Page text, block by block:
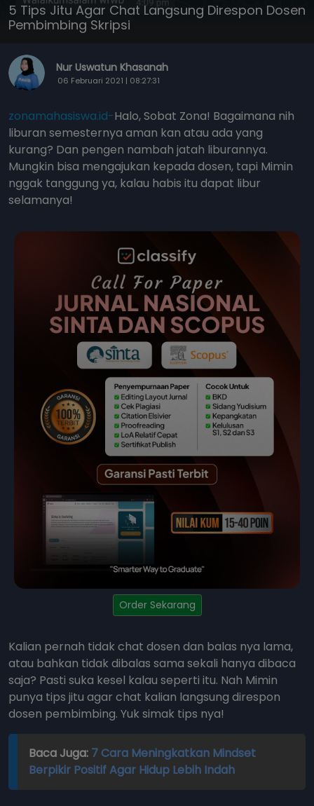
5 Tips Jitu Agar Chat Langsung Direspon Dosen
Pembimbing Skripsi
Nur Uswatun Khasanah
06 Februari 2021 | 08:27:31
zonamahasiswa.id-Halo, Sobat Zona! Bagaimana nih
liburan semesternya aman kan atau ada yang
kurang? Dan pengen nambah jatah liburannya.
Mungkin bisa mengajukan kepada dosen, tapi Mimin
nggak tanggung ya, kalau habis itu dapat libur
selamanya!
Order Sekarang
Kalian pernah tidak chat dosen dan balas nya lama,
atau bahkan tidak dibalas sama sekali hanya dibaca
saja? Pasti suka kesel kalau seperti itu. Nah Mimin
punya tips jitu agar chat kalian langsung direspon
dosen pembimbing. Yuk simak tips nya!
Baca Juga: 7 Cara Meningkatkan Mindset
Berpikir Positif Agar Hidup Lebih Indah